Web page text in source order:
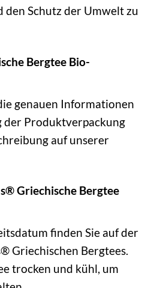
Schutz der Umwelt zu
Bergtee Bio-
genauen Informationen
Produktverpackung
auf unserer
Griechische Bergtee
finden Sie auf der
Griechischen Bergtees.
trocken und kühl, um